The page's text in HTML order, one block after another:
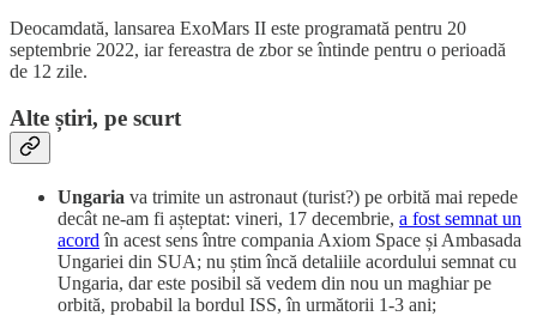
Deocamdată, lansarea ExoMars II este programată pentru 20
septembrie 2022, iar fereastra de zbor se întinde pentru o perioadă
de 12 zile.
Alte știri, pe scurt
Ungaria va trimite un astronaut (turist?) pe orbită mai repede
decât ne-am fi așteptat: vineri, 17 decembrie, a fost semnat un
acord în acest sens între compania Axiom Space și Ambasada
Ungariei din SUA; nu știm încă detaliile acordului semnat cu
Ungaria, dar este posibil să vedem din nou un maghiar pe
orbită, probabil la bordul ISS, în următorii 1-3 ani;